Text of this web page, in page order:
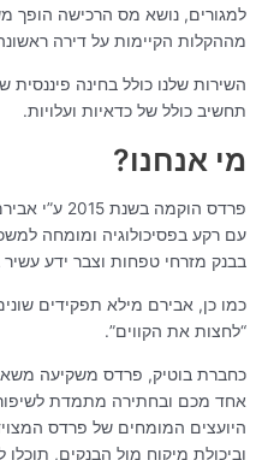
למגורים, נושא מס הרכישה הופך
מההקלות הקיימות על דירה
השירות שלנו כולל בחינה
תחשיב כולל של כדאיות ועלויות.
מי אנחנו?
פרדס הוקמה
עם רקע בפסיכולוגיה ומומחה
בבנק מזרחי טפחות וצבר ידע
כמו כן, אבירם מילא תפקידים
“לחצות את הקווים”.
כחברת בוטיק, פרדס משקיעה
אחד מכם ובחתירה מתמדת
היועצים המומחים של פרדס
וביכולת מיקוח מול הבנקים,